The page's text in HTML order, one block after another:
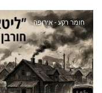
חומר רקע - אירופה